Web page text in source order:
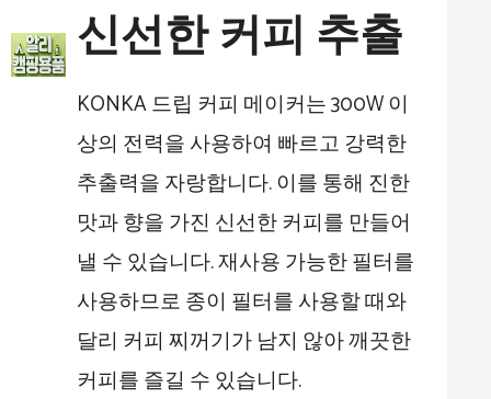
신선한 커피 추출
KONKA 드립 커피 메이커는 300W 이
상의 전력을 사용하여 빠르고 강력한
추출력을 자랑합니다. 이를 통해 진한
맛과 향을 가진 신선한 커피를 만들어
낼 수 있습니다. 재사용 가능한 필터를
사용하므로 종이 필터를 사용할 때와
달리 커피 찌꺼기가 남지 않아 깨끗한
커피를 즐길 수 있습니다.